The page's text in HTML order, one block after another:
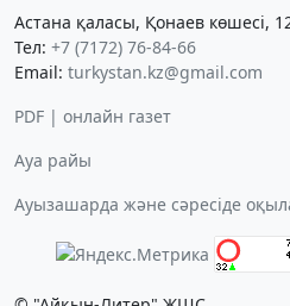
Астана қаласы, Қонаев көшесі,
Тел: +7 (7172) 76-84-66
Email: turkystan.kz@gmail.com
PDF | онлайн газет
Ауа райы
Ауызашарда және сәресіде